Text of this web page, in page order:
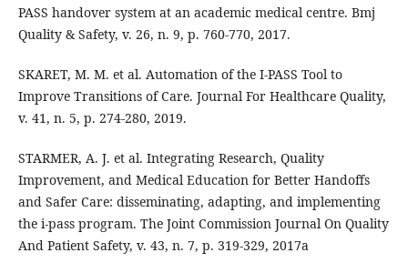
PASS handover system at an academic medical centre. Bmj
Quality & Safety, v. 26, n. 9, p. 760-770, 2017.
SKARET, M. M. et al. Automation of the I-PASS Tool to
Improve Transitions of Care. Journal For Healthcare Quality,
v. 41, n. 5, p. 274-280, 2019.
STARMER, A. J. et al. Integrating Research, Quality
Improvement, and Medical Education for Better Handoffs
and Safer Care: disseminating, adapting, and implementing
the i-pass program. The Joint Commission Journal On Quality
And Patient Safety, v. 43, n. 7, p. 319-329, 2017a